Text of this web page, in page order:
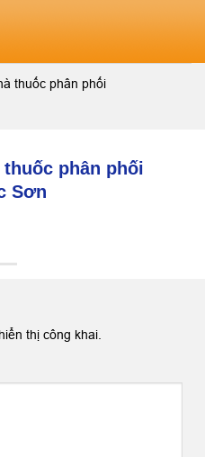
thuốc phân phối
phân phối
Sơn
thị công khai.